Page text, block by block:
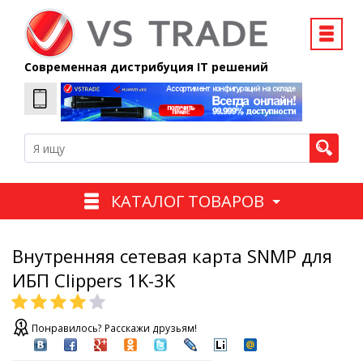
Современная дистрибуция IT решений
КАТАЛОГ ТОВАРОВ
Внутренняя сетевая карта SNMP для
ИБП Clippers 1K-3K
Понравилось? Расскажи друзьям!